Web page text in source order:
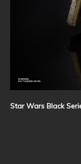
Star Wars Black